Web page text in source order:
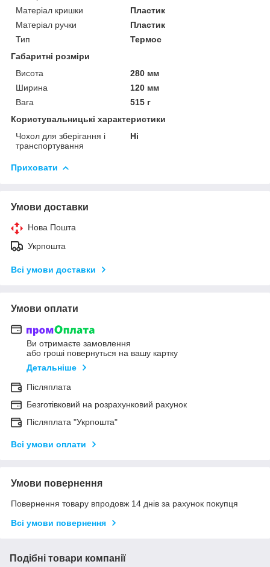
Матеріал кришки
Пластик
Матеріал ручки
Пластик
Тип
Термос
Габаритні розміри
Висота
280 мм
Ширина
120 мм
Вага
515 г
Користувальницькі характеристики
Чохол для зберігання і
транспортування
Ні
Приховати
Умови доставки
Нова Пошта
Укрпошта
Всі умови доставки
Умови оплати
Ви отримаєте замовлення
або гроші повернуться на вашу картку
Детальніше
Післяплата
Безготівковий на розрахунковий рахунок
Післяплата "Укрпошта"
Всі умови оплати
Умови повернення
Повернення товару впродовж 14 днів за рахунок покупця
Всі умови повернення
Подібні товари компанії